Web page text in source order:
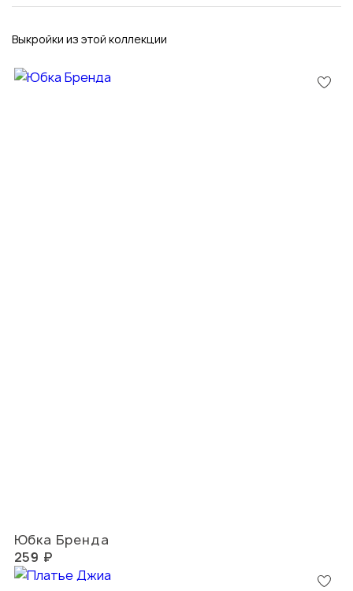
Выкройки из этой коллекции
Юбка Бренда
259 ₽